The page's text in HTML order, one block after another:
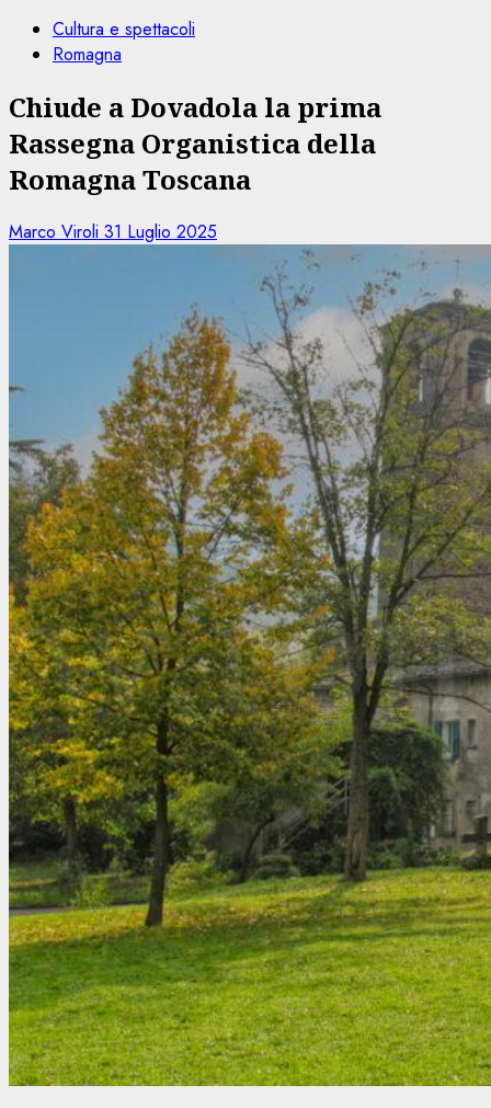
Cultura e spettacoli
Romagna
Chiude a Dovadola la prima
Rassegna Organistica della
Romagna Toscana
Marco Viroli 31 Luglio 2025